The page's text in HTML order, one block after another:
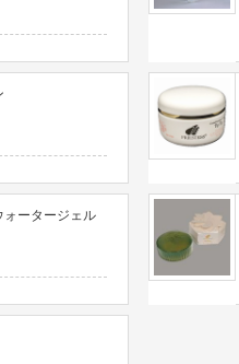
ータージェル